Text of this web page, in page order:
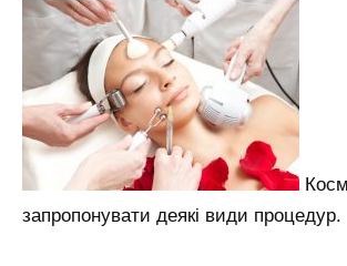
запропонувати деякі види процедур.